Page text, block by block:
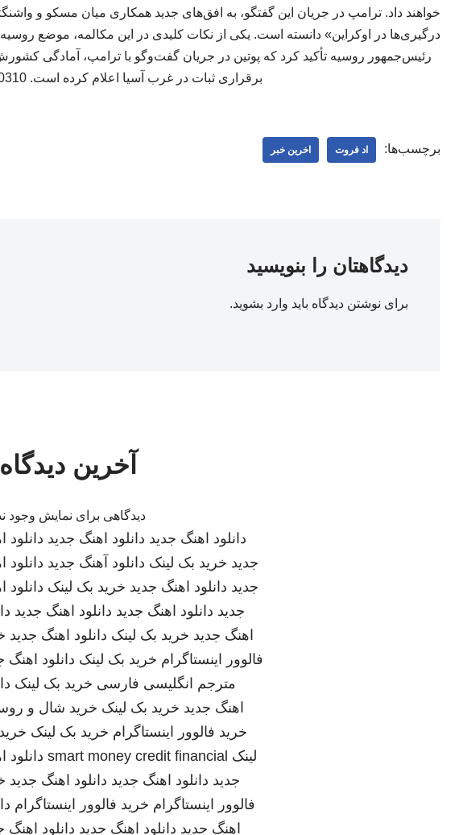
خواهند داد. ترامپ در جریان این گفتگو، به افق‌های جدید همکاری میان مسکو و
درگیری‌ها در اوکراین» دانسته است. یکی از نکات کلیدی در این مکالمه، موضع روسیه
رئیس‌جمهور روسیه تأکید کرد که پوتین در جریان گفت‌وگو با ترامپ، آمادگی
برقراری ثبات در غرب آسیا اعلام کرده است. 310310
برچسب‌ها: اد فروت اخرین خبر
دیدگاهتان را بنویسید
برای نوشتن دیدگاه باید وارد بشوید.
آخرین
دیدگاهی برای نمایش وجود
دانلود اهنگ جدید دانلود اهنگ جدید دانلود
جدید خرید بک لینک دانلود آهنگ جدید دانلود
جدید دانلود اهنگ جدید خرید بک لینک دانلود
جدید دانلود اهنگ جدید دانلود اهنگ جدید
اهنگ جدید خرید بک لینک دانلود اهنگ جدید
فالوور اینستاگرام خرید بک لینک دانلود اهنگ
مترجم انگلیسی فارسی خرید بک لینک
اهنگ جدید خرید بک لینک خرید شال و
خرید فالوور اینستاگرام خرید بک لینک
لینک smart money credit financial دانلود
جدید دانلود اهنگ جدید دانلود اهنگ جدید
فالوور اینستاگرام خرید فالوور اینستاگرام
اهنگ جدید دانلود اهنگ جدید دانلود اهنگ